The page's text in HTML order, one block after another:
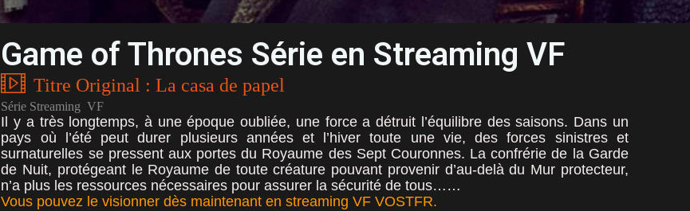
Game of Thrones Série en Streaming VF
Titre Original : La casa de papel
Série Streaming VF
Il y a très longtemps, à une époque oubliée, une force a détruit l’équilibre des saisons. Dans un
pays où l’été peut durer plusieurs années et l’hiver toute une vie, des forces sinistres et
surnaturelles se pressent aux portes du Royaume des Sept Couronnes. La confrérie de la Garde
de Nuit, protégeant le Royaume de toute créature pouvant provenir d’au-delà du Mur protecteur,
n’a plus les ressources nécessaires pour assurer la sécurité de tous……
Vous pouvez le visionner dès maintenant en streaming VF VOSTFR.